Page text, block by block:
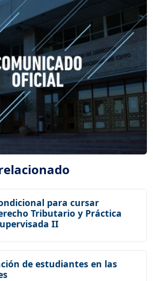
para cursar
Tributario y Práctica
II
de estudiantes en las